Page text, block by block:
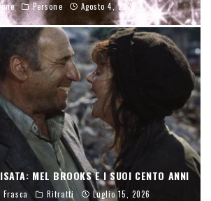
Persone Agosto 4, 2026
MEL BROOKS E I SUOI CENTO ANNI
Ritratti Luglio 15, 2026